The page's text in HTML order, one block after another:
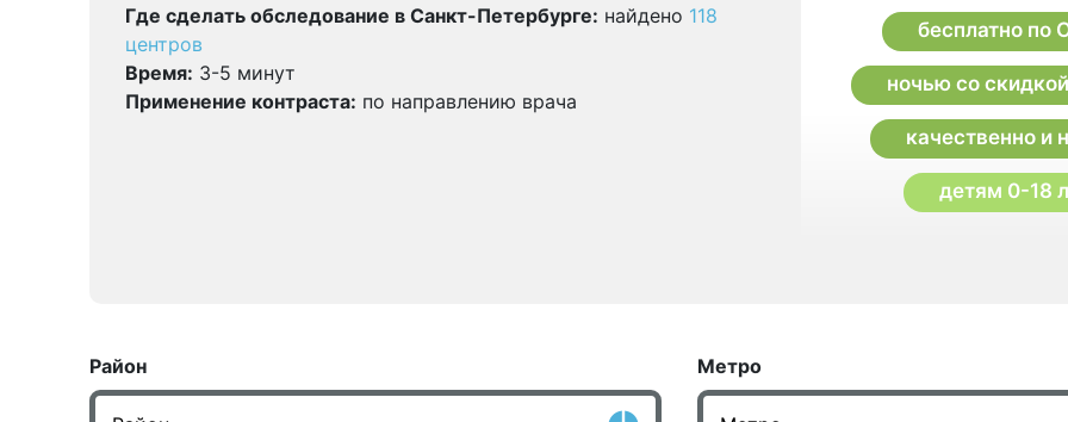
Где сделать обследование в Санкт-Петербурге: найдено 118
центров
Время: 3-5 минут
Применение контраста: по направлению врача
бесплатно по
ночью со скидкой
качественно и
детям 0-18
Район Метро